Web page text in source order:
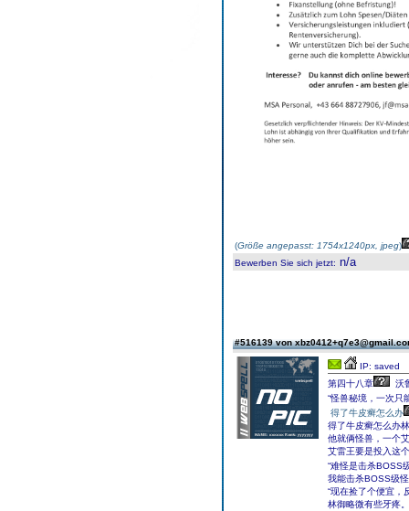
(Größe angepasst: 1754x1240px, jpeg)
Bewerben Sie sich jetzt: n/a
#516139 von
IP: saved
第四十八章
沃
“怪兽秘境，一次只
得了牛皮癣怎么办
得了牛皮癣怎么办
他就俩怪兽，一个
艾雷王要是投入这
“难怪是击杀BOSS
我能击杀BOSS级
“现在捡了个便宜，
林御略微有些牙疼。